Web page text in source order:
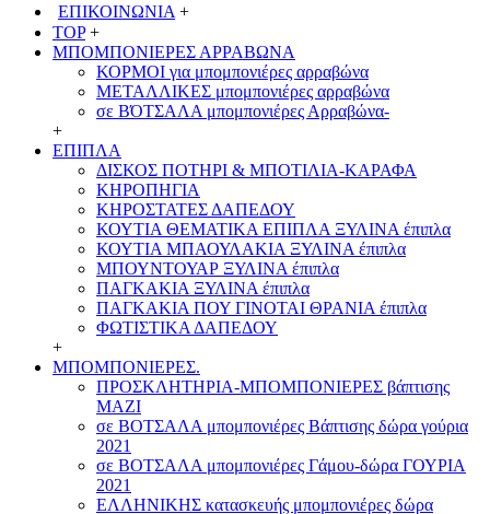
ΕΠΙΚΟΙΝΩΝΙΑ +
TOP +
ΜΠΟΜΠΟΝΙΕΡΕΣ ΑΡΡΑΒΩΝΑ
ΚΟΡΜΟΙ για μπομπονιέρες αρραβώνα
ΜΕΤΑΛΛΙΚΕΣ μπομπονιέρες αρραβώνα
σε ΒΌΤΣΑΛΑ μπομπονιέρες Αρραβώνα-
+
ΕΠΙΠΛΑ
ΔΙΣΚΟΣ ΠΟΤΗΡΙ & ΜΠΟΤΙΛΙΑ-ΚΑΡΑΦΑ
ΚΗΡΟΠΗΓΙΑ
ΚΗΡΟΣΤΑΤΕΣ ΔΑΠΕΔΟΥ
ΚΟΥΤΙΑ ΘΕΜΑΤΙΚΑ ΕΠΙΠΛΑ ΞΥΛΙΝΑ έπιπλα
ΚΟΥΤΙΑ ΜΠΑΟΥΛΑΚΙΑ ΞΥΛΙΝΑ έπιπλα
ΜΠΟΥΝΤΟΥΑΡ ΞΥΛΙΝΑ έπιπλα
ΠΑΓΚΑΚΙΑ ΞΥΛΙΝΑ έπιπλα
ΠΑΓΚΑΚΙΑ ΠΟΥ ΓΙΝΟΤΑΙ ΘΡΑΝΙΑ έπιπλα
ΦΩΤΙΣΤΙΚΑ ΔΑΠΕΔΟΥ
+
ΜΠΟΜΠΟΝΙΕΡΕΣ.
ΠΡΟΣΚΛΗΤΗΡΙΑ-ΜΠΟΜΠΟΝΙΕΡΕΣ βάπτισης
ΜΑΖΙ
σε ΒΟΤΣΑΛΑ μπομπονιέρες Βάπτισης δώρα γούρια
2021
σε ΒΟΤΣΑΛΑ μπομπονιέρες Γάμου-δώρα ΓΟΥΡΙΑ
2021
ΕΛΛΗΝΙΚΗΣ κατασκευής μπομπονιέρες δώρα